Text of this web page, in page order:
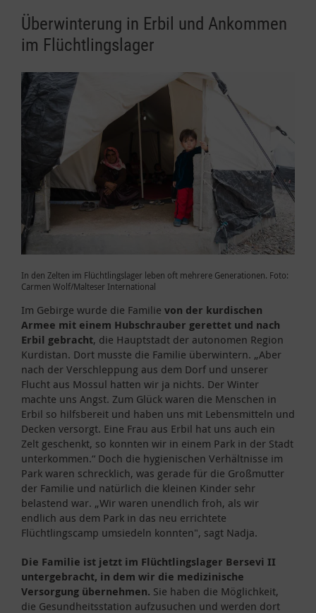
Überwinterung in Erbil und Ankommen
im Flüchtlingslager
In den Zelten im Flüchtlingslager leben oft mehrere Generationen. Foto:
Carmen Wolf/Malteser International
Im Gebirge wurde die Familie von der kurdischen
Armee mit einem Hubschrauber gerettet und nach
Erbil gebracht, die Hauptstadt der autonomen Region
Kurdistan. Dort musste die Familie überwintern. „Aber
nach der Verschleppung aus dem Dorf und unserer
Flucht aus Mossul hatten wir ja nichts. Der Winter
machte uns Angst. Zum Glück waren die Menschen in
Erbil so hilfsbereit und haben uns mit Lebensmitteln und
Decken versorgt. Eine Frau aus Erbil hat uns auch ein
Zelt geschenkt, so konnten wir in einem Park in der Stadt
unterkommen.“ Doch die hygienischen Verhältnisse im
Park waren schrecklich, was gerade für die Großmutter
der Familie und natürlich die kleinen Kinder sehr
belastend war. „Wir waren unendlich froh, als wir
endlich aus dem Park in das neu errichtete
Flüchtlingscamp umsiedeln konnten", sagt Nadja.
Die Familie ist jetzt im Flüchtlingslager Bersevi II
untergebracht, in dem wir die medizinische
Versorgung übernehmen. Sie haben die Möglichkeit,
die Gesundheitsstation aufzusuchen und werden dort